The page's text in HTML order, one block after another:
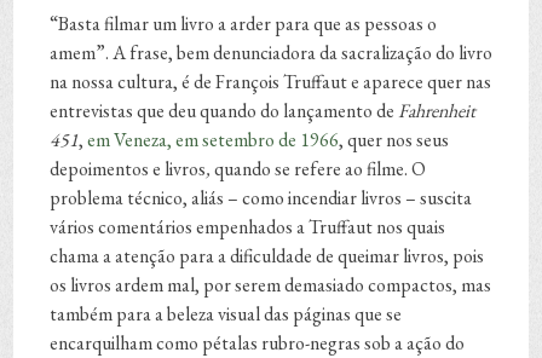
“Basta filmar um livro a arder para que as pessoas o
amem”. A frase, bem denunciadora da sacralização do livro
na nossa cultura, é de François Truffaut e aparece quer nas
entrevistas que deu quando do lançamento de Fahrenheit
451,em Veneza, em setembro de 1966, quer nos seus
depoimentos e livros,quando se refere ao filme. O
problema técnico, aliás – como incendiar livros – suscita
vários comentários empenhados a Truffaut nos quais
chama a atenção para a dificuldade de queimar livros, pois
os livros ardem mal, por serem demasiado compactos, mas
também para a beleza visual das páginas que se
encarquilham como pétalas rubro-negras sob a ação do